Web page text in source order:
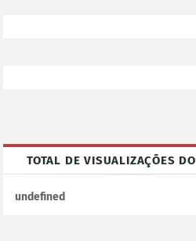
TOTAL DE VISUALIZAÇÕES
undefned